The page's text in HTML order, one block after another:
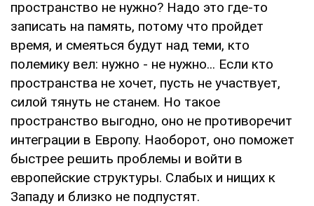
пространство не нужно? Надо это где-то
записать на память, потому что пройдет
время, и смеяться будут над теми, кто
полемику вел: нужно - не нужно... Если кто
пространства не хочет, пусть не участвует,
силой тянуть не станем. Но такое
пространство выгодно, оно не противоречит
интеграции в Европу. Наоборот, оно поможет
быстрее решить проблемы и войти в
европейские структуры. Слабых и нищих к
Западу и близко не подпустят.